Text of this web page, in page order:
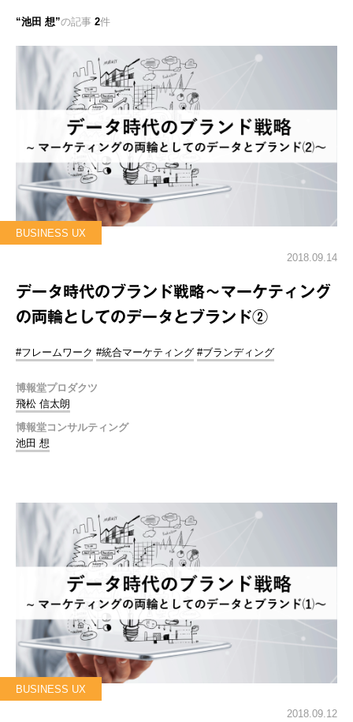
池田 想 の記事 2件
BUSINESS UX
2018.09.14
データ時代のブランド戦略～マーケティング
の両輪としてのデータとブランド②
#フレームワーク #統合マーケティング #ブランディング
博報堂プロダクツ
飛松 信太朗
博報堂コンサルティング
池田 想
BUSINESS UX
2018.09.12